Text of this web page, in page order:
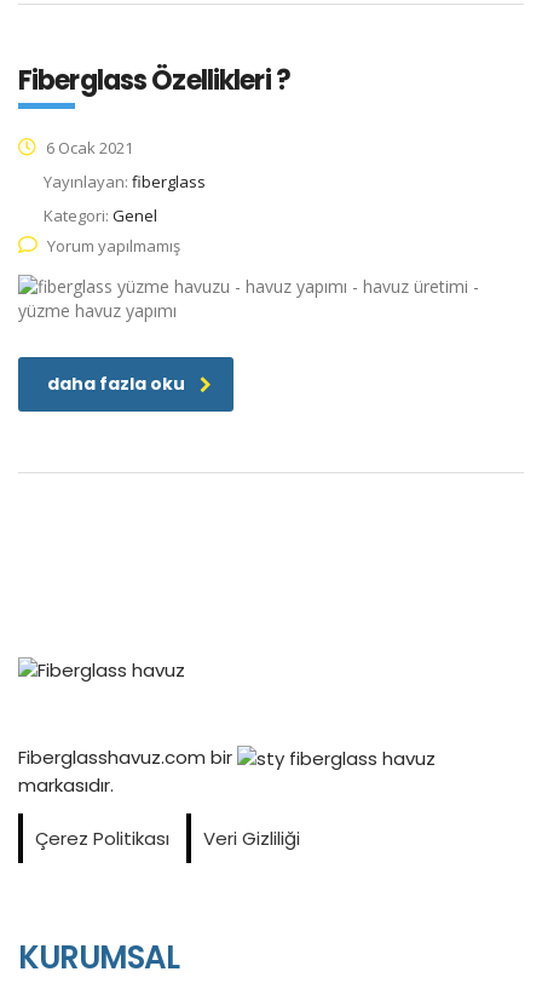
Fiberglass Özellikleri ?
6 Ocak 2021
Yayınlayan: fiberglass
Kategori: Genel
Yorum yapılmamış
daha fazla oku
Fiberglasshavuz.com bir
markasıdır.
Çerez Politikası Veri Gizliliği
KURUMSAL